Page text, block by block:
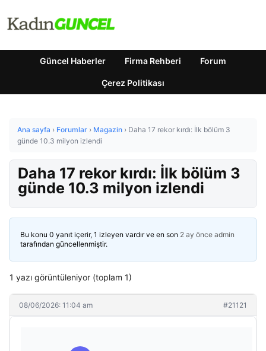
Güncel Haberler Firma Rehberi Forum
Çerez Politikası
Ana sayfa › Forumlar › Magazin › Daha 17 rekor kırdı: İlk bölüm 3
günde 10.3 milyon izlendi
Daha 17 rekor kırdı: İlk bölüm 3
günde 10.3 milyon izlendi
Bu konu 0 yanıt içerir, 1 izleyen vardır ve en son 2 ay önce admin
tarafından güncellenmiştir.
1 yazı görüntüleniyor (toplam 1)
08/06/2026: 11:04 am #21121